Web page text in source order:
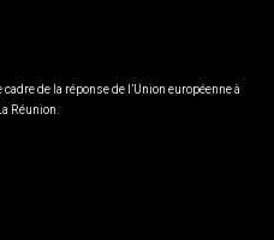
de la réponse de l’Union européenne à
Réunion.